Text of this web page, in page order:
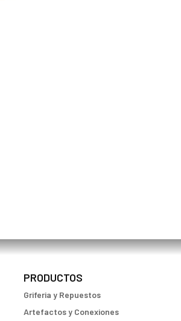
PRODUCTOS
Griferia y Repuestos
Artefactos y Conexiones